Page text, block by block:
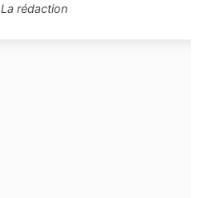
La rédaction